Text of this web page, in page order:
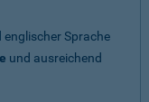
englischer Sprache
und ausreichend